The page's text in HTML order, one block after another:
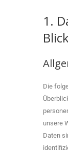
1.
Die
unsere
Daten